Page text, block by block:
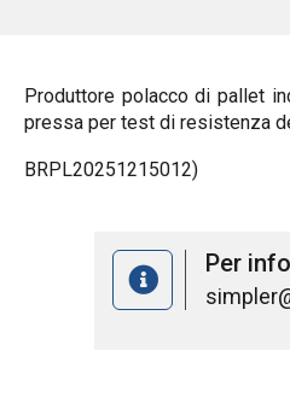
Produttore polacco di pallet
pressa per test di resistenza
BRPL20251215012)
Per